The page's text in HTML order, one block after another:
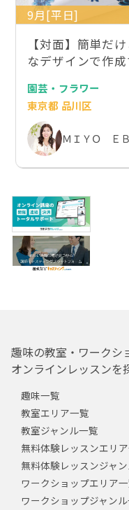
9月[平日]
【対面】簡単だ
なデザインで作
園芸・フラワー
東京都 品川区
ＭＩＹＯ Ｅ
趣味の教室・ワークシ
オンラインレッスンを
趣味一覧
教室エリア一覧
教室ジャンル一覧
無料体験レッスンエリ
無料体験レッスンジャ
ワークショップエリア
ワークショップジャン